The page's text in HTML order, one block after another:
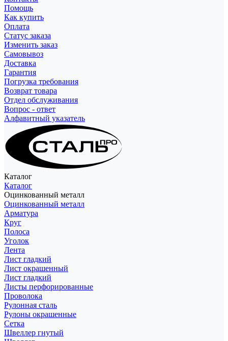
Помощь
Как купить
Оплата
Статус заказа
Изменить заказ
Самовывоз
Доставка
Гарантия
Погрузка требования
Возврат товара
Отдел обслуживания
Вопрос - ответ
Алфавитный указатель
Каталог
Каталог
Оцинкованный металл
Оцинкованный металл
Арматура
Круг
Полоса
Уголок
Лента
Лист гладкий
Лист окрашенный
Лист гладкий
Листы перфорированные
Проволока
Рулонная сталь
Рулоны окрашенные
Сетка
Швеллер гнутый